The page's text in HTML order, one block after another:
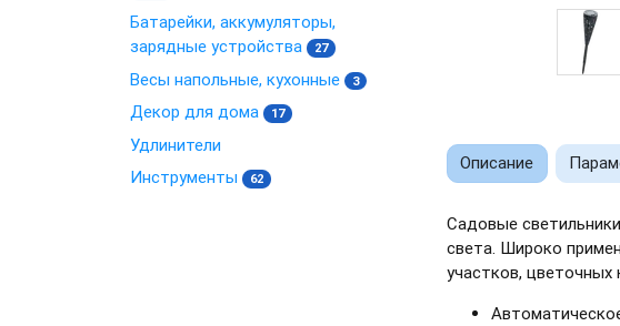
Описание
Садовые
света. Широко
участков, цветочных
Батарейки, аккумуляторы,
зарядные устройства
27
Весы напольные, кухонные 3
Декор для дома 17
Удлинители
Инструменты
62